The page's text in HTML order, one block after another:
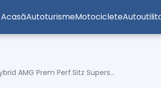
AcasăAutoturismeMotociclete
AMG Prem Perf.Sitz Supers…